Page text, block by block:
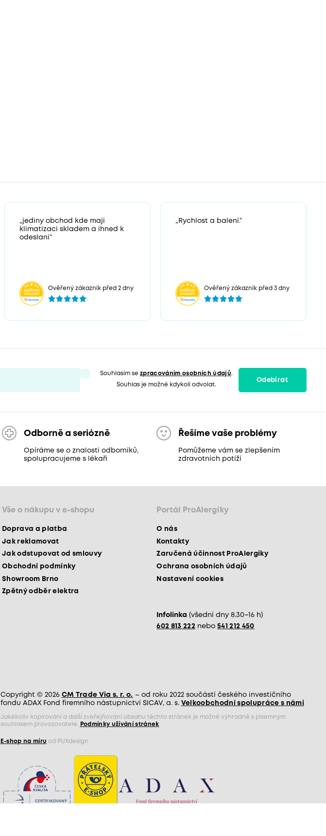
„jediny obchod kde maji
klimatizaci skladem a ihned k
odeslani“
Ověřený zákazník před 2 dny
„Rychlost a balení.“
Ověřený zákazník před 3 dny
Souhlasím sezpracováním osobních údajů.
Souhlas je možné kdykoli odvolat.
Odebírat
Odborně a seriózně
Opíráme se o znalosti odborníků,
spolupracujeme s lékaři
Řešíme vaše problémy
Pomůžeme vám se zlepšením
zdravotních potíží
Vše o nákupu v e-shopu
Doprava a platba
Jak reklamovat
Jak odstupovat od smlouvy
Obchodní podmínky
Showroom Brno
Zpětný odběr elektra
Portál ProAlergiky
O nás
Kontakty
Zaručená účinnost ProAlergiky
Ochrana osobních údajů
Nastavení cookies
Infolinka (všední dny 8.30–16 h)
602 813 222 nebo 541 212 450
Copyright © 2026 CM Trade Via s. r. o. – od roku 2022 součástí českého investičního
fondu ADAX Fond firemního nástupnictví SICAV, a. s. Velkoobchodní spolupráce s námi
Jakékoliv kopírování a další zveřejňování obsahu těchto stránek je možné výhradně s písemným
souhlasem provozovatele.
Podmínky užívání stránek
E-shop na míru od PUXdesign